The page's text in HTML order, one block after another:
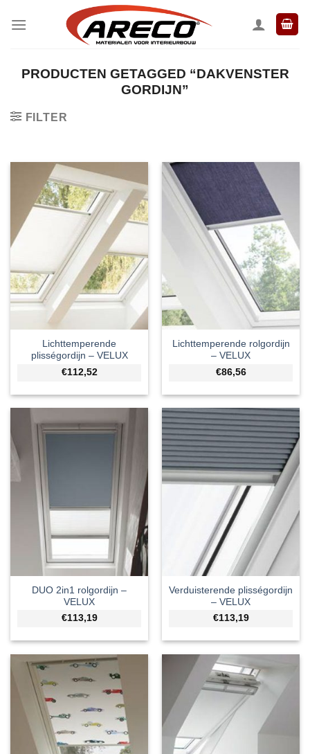
naar
PRODUCTEN GETAGGED “DAKVENSTER
GORDIJN”
FILTER
Lichttemperende
plisségordijn – VELUX
€112,52
Lichttemperende rolgordijn
– VELUX
€86,56
DUO 2in1 rolgordijn –
VELUX
€113,19
Verduisterende plisségordijn
– VELUX
€113,19